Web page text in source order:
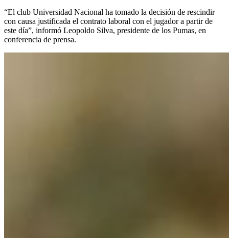
“El club Universidad Nacional ha tomado la decisión de rescindir
con causa justificada el contrato laboral con el jugador a partir de
este día”, informó Leopoldo Silva, presidente de los Pumas, en
conferencia de prensa.